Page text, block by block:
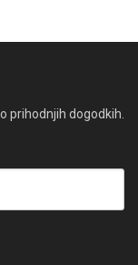
prihodnjih dogodkih.